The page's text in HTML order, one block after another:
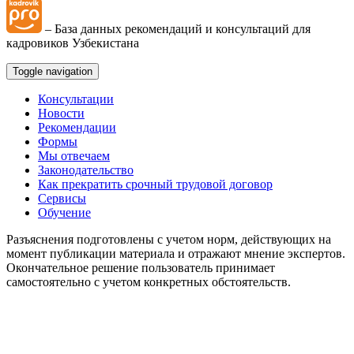
– База данных рекомендаций и консультаций для
кадровиков Узбекистана
Toggle navigation
Консультации
Новости
Рекомендации
Формы
Мы отвечаем
Законодательство
Как прекратить срочный трудовой договор
Сервисы
Обучение
Разъяснения подготовлены с учетом норм, действующих на
момент публикации материала и отражают мнение экспертов.
Окончательное решение пользователь принимает
самостоятельно с учетом конкретных обстоятельств.